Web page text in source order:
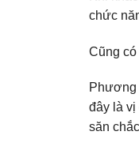
chức
Cũng
Phương
đây là vị
săn